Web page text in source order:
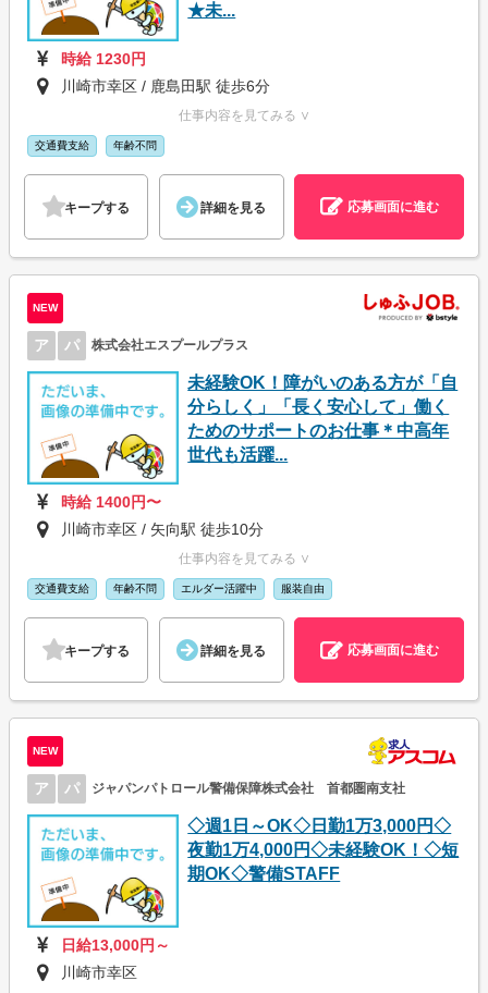
★未...
時給 1230円
川崎市幸区 / 鹿島田駅 徒歩6分
仕事内容を見てみる ∨
交通費支給 年齢不問
キープする 詳細を見る 応募画面に進む
NEW
ア パ 株式会社エスプールプラス
未経験OK！障がいのある方が「自
分らしく」「長く安心して」働く
ためのサポートのお仕事＊中高年
世代も活躍...
時給 1400円〜
川崎市幸区 / 矢向駅 徒歩10分
仕事内容を見てみる ∨
交通費支給 年齢不問 エルダー活躍中 服装自由
キープする 詳細を見る 応募画面に進む
NEW
ア パ ジャパンパトロール警備保障株式会社 首都圏南支社
◇週1日～OK◇日勤1万3,000円◇
夜勤1万4,000円◇未経験OK！◇短
期OK◇警備STAFF
日給13,000円～
川崎市幸区